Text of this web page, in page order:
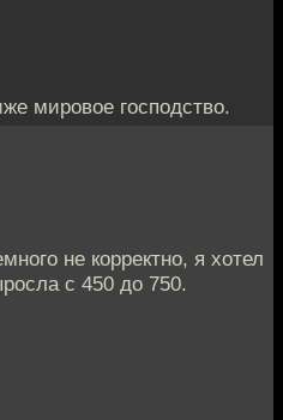
мировое господство.
не корректно, я хотел
с 450 до 750.